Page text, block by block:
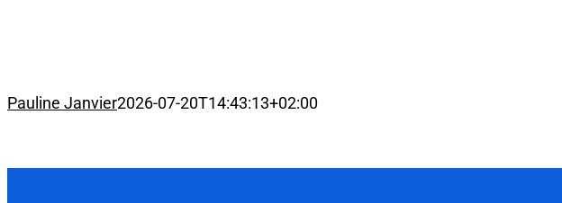
Pauline Janvier2026-07-20T14:43:13+02:00